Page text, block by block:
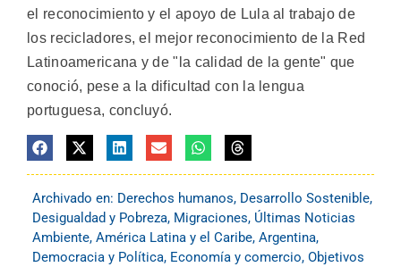
el reconocimiento y el apoyo de Lula al trabajo de
los recicladores, el mejor reconocimiento de la Red
Latinoamericana y de "la calidad de la gente" que
conoció, pese a la dificultad con la lengua
portuguesa, concluyó.
Archivado en: Derechos humanos, Desarrollo Sostenible,
Desigualdad y Pobreza, Migraciones, Últimas Noticias
Ambiente, América Latina y el Caribe, Argentina,
Democracia y Política, Economía y comercio, Objetivos